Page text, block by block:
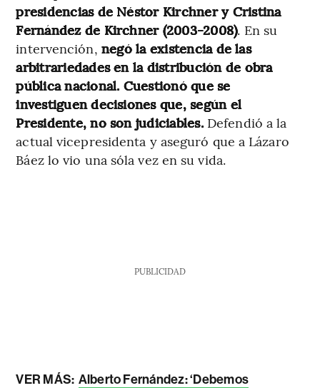
presidencias de Néstor Kirchner y Cristina
Fernández de Kirchner (2003-2008). En su
intervención, negó la existencia de las
arbitrariedades en la distribución de obra
pública nacional. Cuestionó que se
investiguen decisiones que, según el
Presidente, no son judiciables. Defendió a la
actual vicepresidenta y aseguró que a Lázaro
Báez lo vio una sóla vez en su vida.
PUBLICIDAD
VER MÁS: Alberto Fernández: ‘Debemos